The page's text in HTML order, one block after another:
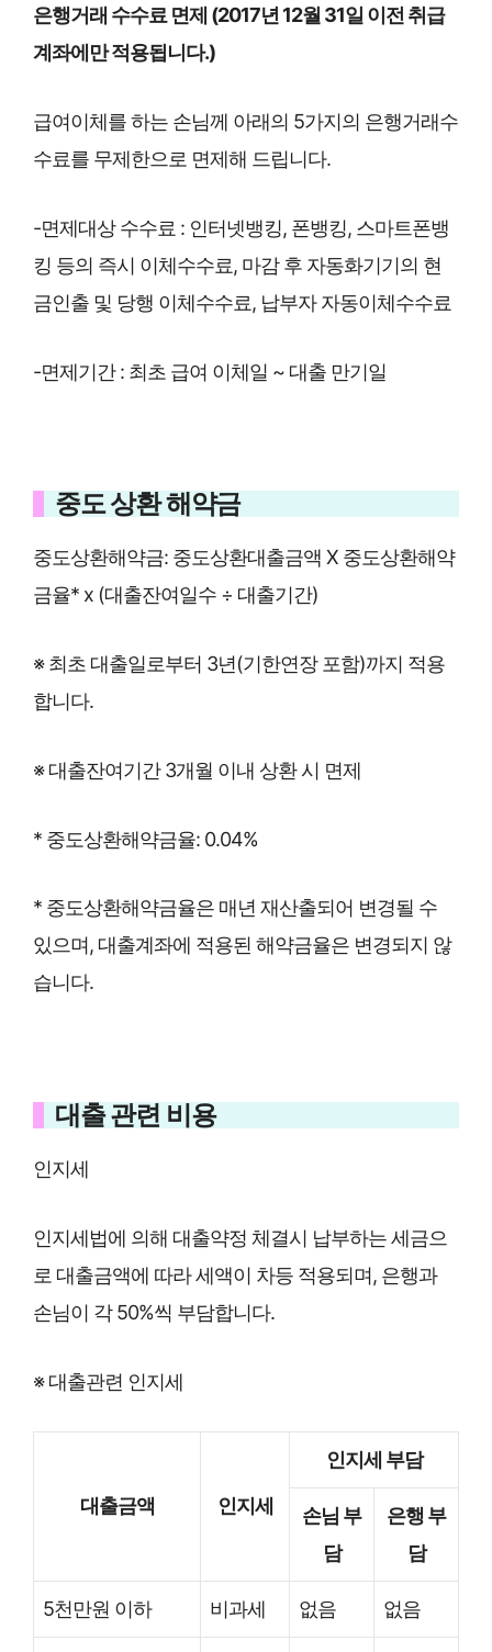
은행거래 수수료 면제 (2017년 12월 31일 이전 취급
계좌에만 적용됩니다.)
급여이체를 하는 손님께 아래의 5가지의 은행거래수
수료를 무제한으로 면제해 드립니다.
-면제대상 수수료 : 인터넷뱅킹, 폰뱅킹, 스마트폰뱅
킹 등의 즉시 이체수수료, 마감 후 자동화기기의 현
금인출 및 당행 이체수수료, 납부자 자동이체수수료
-면제기간 : 최초 급여 이체일 ~ 대출 만기일
중도 상환 해약금
중도상환해약금: 중도상환대출금액 X 중도상환해약
금율* x (대출잔여일수 ÷ 대출기간)
※ 최초 대출일로부터 3년(기한연장 포함)까지 적용
합니다.
※ 대출잔여기간 3개월 이내 상환 시 면제
* 중도상환해약금율: 0.04%
* 중도상환해약금율은 매년 재산출되어 변경될 수
있으며, 대출계좌에 적용된 해약금율은 변경되지 않
습니다.
대출 관련 비용
인지세
인지세법에 의해 대출약정 체결시 납부하는 세금으
로 대출금액에 따라 세액이 차등 적용되며, 은행과
손님이 각 50%씩 부담합니다.
※ 대출관련 인지세
대출금액 인지세
인지세 부담
손님 부
담
은행 부
담
5천만원 이하 비과세 없음 없음